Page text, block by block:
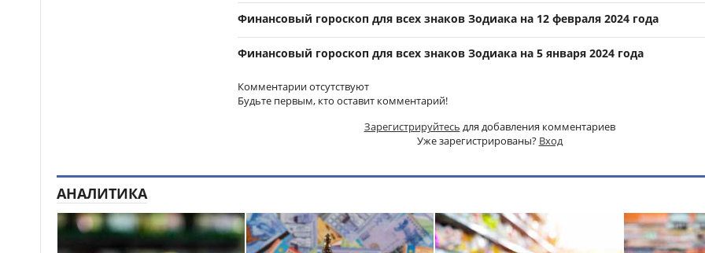
Финансовый гороскоп для всех знаков Зодиака на 12 февраля 2024 года
Финансовый гороскоп для всех знаков Зодиака на 5 января 2024 года
Комментарии отсутствуют
Будьте первым, кто оставит комментарий!
Зарегистрируйтесь для добавления комментариев
Уже зарегистрированы? Вход
АНАЛИТИКА